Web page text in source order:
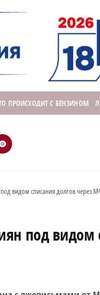
ПРОИСХОДИТ С БЕНЗИНОМ
видом списания долгов через
под видом